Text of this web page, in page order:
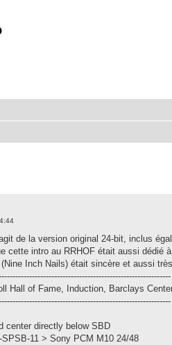
de la version original 24-bit, inclus
cette intro au RRHOF était aussi dédié
(Nine Inch Nails) était sincère et aussi
Hall of Fame, Induction, Barclays
center directly below SBD
11 > Sony PCM M10 24/48